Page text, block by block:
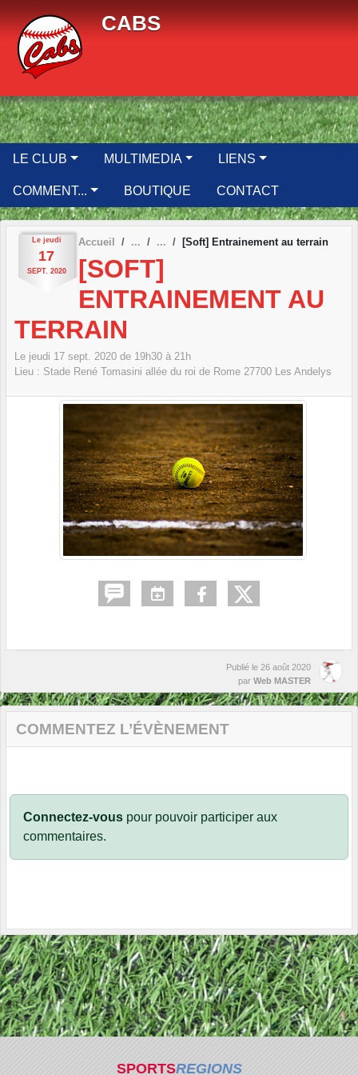
CABS
LE CLUB MULTIMEDIA LIENS
COMMENT... BOUTIQUE CONTACT
Le jeudi
17
SEPT. 2020
Accueil [Soft] Entrainement au terrain
[SOFT]
ENTRAINEMENT AU
TERRAIN
Le jeudi 17 sept. 2020 de 19h30 à 21h
Lieu : Stade René Tomasini allée du roi de Rome 27700 Les Andelys
Publié le 26 août 2020
par Web MASTER
COMMENTEZ L’ÉVÈNEMENT
Connectez-vous pour pouvoir participer aux
commentaires.
SPORTSREGIONS